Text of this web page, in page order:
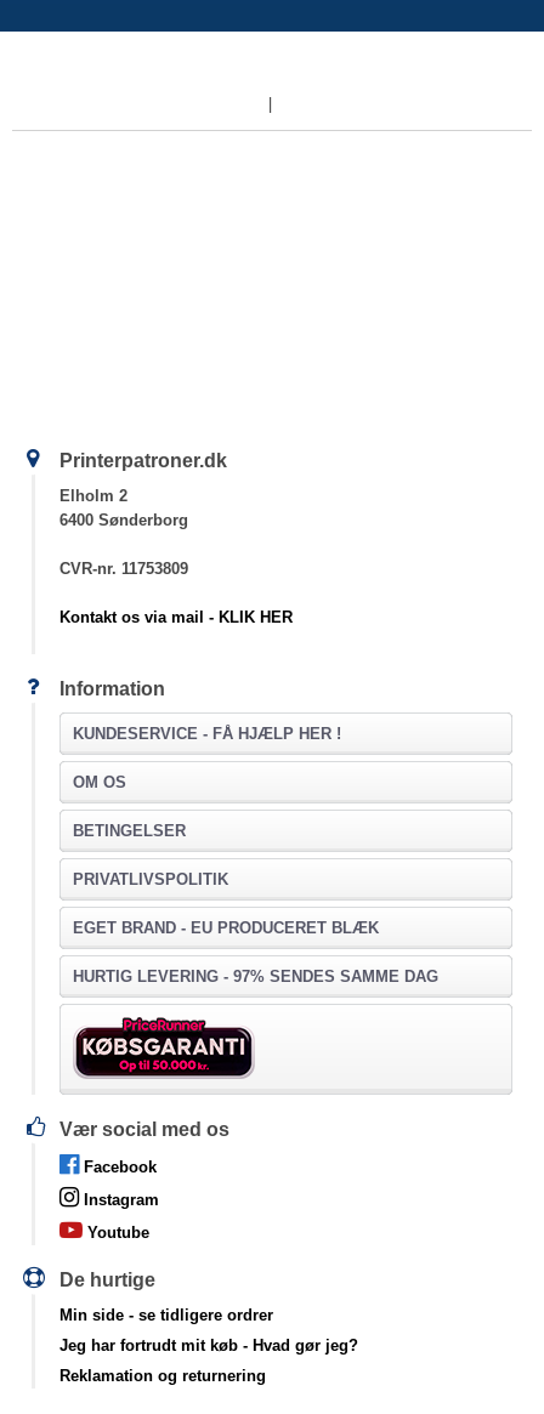
Printerpatroner.dk
Elholm 2
6400 Sønderborg
CVR-nr. 11753809
Kontakt os via mail - KLIK HER
Information
KUNDESERVICE - FÅ HJÆLP HER !
OM OS
BETINGELSER
PRIVATLIVSPOLITIK
EGET BRAND - EU PRODUCERET BLÆK
HURTIG LEVERING - 97% SENDES SAMME DAG
Vær social med os
Facebook
Instagram
Youtube
De hurtige
Min side - se tidligere ordrer
Jeg har fortrudt mit køb - Hvad gør jeg?
Reklamation og returnering